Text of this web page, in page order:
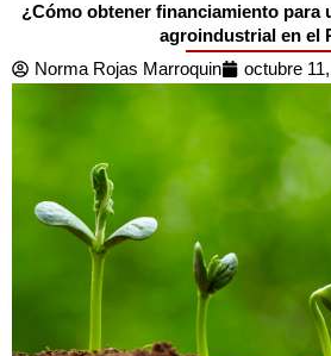
¿Cómo obtener financiamiento para
agroindustrial en el
Norma Rojas Marroquin
octubre